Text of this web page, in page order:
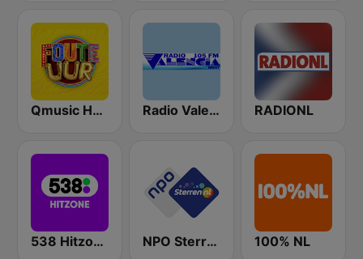
Qmusic Het Foute Uur Radio Valencia RADIONL
538 Hitzone NPO Sterren 100% NL